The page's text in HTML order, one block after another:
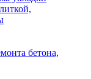
бетона,